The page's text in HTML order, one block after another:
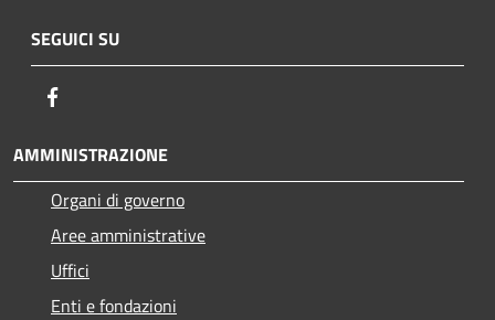
SEGUICI SU
AMMINISTRAZIONE
Organi di governo
Aree amministrative
Uffici
Enti e fondazioni